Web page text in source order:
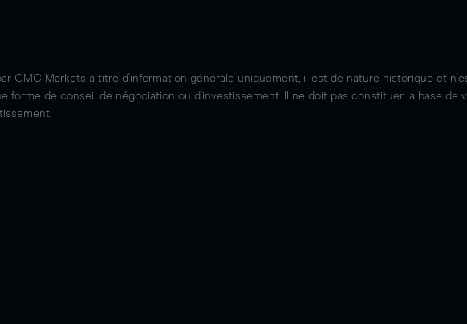
CMC Markets à titre d'information générale uniquement, il est de nature historique et
forme de conseil de négociation ou d'investissement. Il ne doit pas constituer la base de